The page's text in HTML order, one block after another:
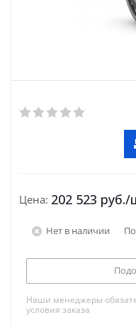
Цена: 202 523 руб./
Нет в наличии
Наши менеджеры
условия заказа